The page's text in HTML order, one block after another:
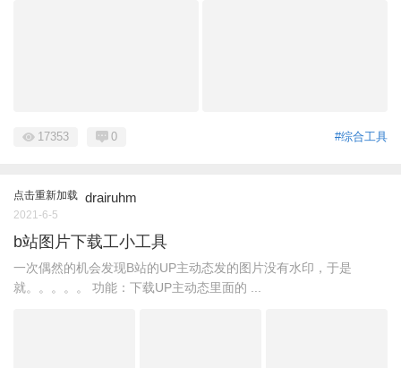
#综合工具
17353 0
点击重新加载 drairuhm
2021-6-5
b站图片下载工小工具
一次偶然的机会发现B站的UP主动态发的图片没有水印，于是
就。。。。。 功能：下载UP主动态里面的 ...